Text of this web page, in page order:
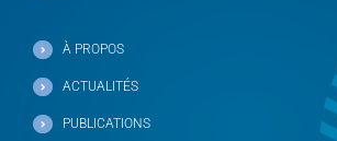
À PROPOS
ACTUALITÉS
PUBLICATIONS